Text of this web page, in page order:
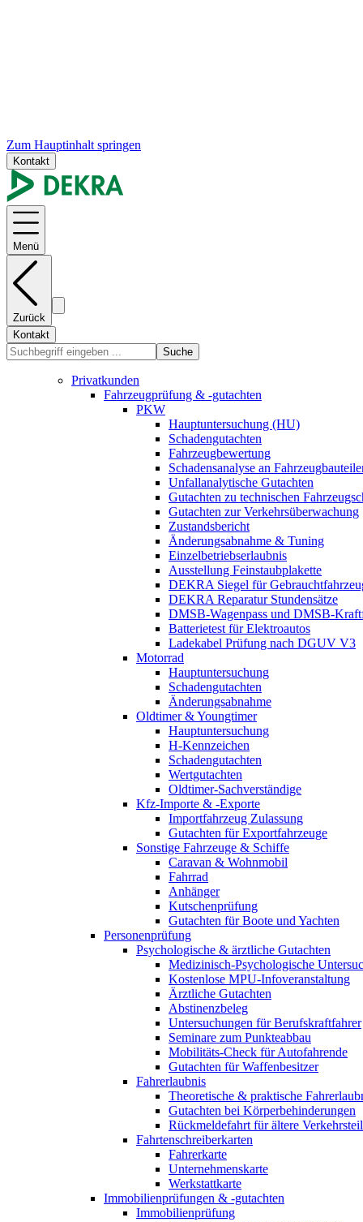
Zum Hauptinhalt springen
Kontakt
Menü
Zurück
Kontakt
Suche
Privatkunden
Fahrzeugprüfung & -gutachten
PKW
Hauptuntersuchung (HU)
Schadengutachten
Fahrzeugbewertung
Schadensanalyse an
Unfallanalytische Gutachten
Gutachten zu technischen
Gutachten zur Verkehrsüberwachung
Zustandsbericht
Änderungsabnahme & Tuning
Einzelbetriebserlaubnis
Ausstellung Feinstaubplakette
DEKRA Siegel für
DEKRA Reparatur Stundensätze
DMSB-Wagenpass und DMSB-
Batterietest für Elektroautos
Ladekabel Prüfung nach DGUV V3
Motorrad
Hauptuntersuchung
Schadengutachten
Änderungsabnahme
Oldtimer & Youngtimer
Hauptuntersuchung
H-Kennzeichen
Schadengutachten
Wertgutachten
Oldtimer-Sachverständige
Kfz-Importe & -Exporte
Importfahrzeug Zulassung
Gutachten für Exportfahrzeuge
Sonstige Fahrzeuge & Schiffe
Caravan & Wohnmobil
Fahrrad
Anhänger
Kutschenprüfung
Gutachten für Boote und Yachten
Personenprüfung
Psychologische & ärztliche Gutachten
Medizinisch-Psychologische
Kostenlose MPU-Infoveranstaltung
Ärztliche Gutachten
Abstinenzbeleg
Untersuchungen für Berufskraftfahrer
Seminare zum Punkteabbau
Mobilitäts-Check für Autofahrende
Gutachten für Waffenbesitzer
Fahrerlaubnis
Theoretische & praktische
Gutachten bei Körperbehinderungen
Rückmeldefahrt für ältere
Fahrtenschreiberkarten
Fahrerkarte
Unternehmenskarte
Werkstattkarte
Immobilienprüfungen & -gutachten
Immobilienprüfung